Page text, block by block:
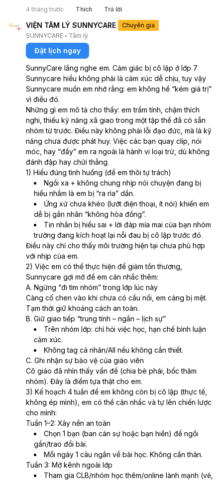
chuyển đi chỗ khác mua nhà to
cùng ngõ ko, mình bảo có,
không biết thái độ mẹ bạn thế
nào nhưng cảm thấy tự ti lắm.
Đến bây giờ các bạn đuổi ra khỏi
nhóm, trong cơn tức giận mình
nói nhiều điều, các bạn đào lại rất
nhiều chuyện mà ko phải mỗi
mình tham gia, đặc biệt bạn viết
còn từng gặp cảnh không ai chơi
( do ở cấp học trước ko cùng
trường) vậy mà nói mình ko thấy
ai chơi nên mới chơi cùng, bản
thân bạn ấy luôn như vậy, trong
khi mình và ba bạn kia lập nhóm r
mới mời hai bạn kia vào, vậy là
sao? Các bạn ấy và mình khác sở
thích, mình lại thích đọc truyện
còn các bạn thích chơi game và
slime, mình ko có hứng nên dùng
điện thoại đọc truyện, các bạn
bảo bám điện thoại, tỏ ra mình
giàu, thanh cao, mình từng đến
nhà các bạn ăn do mẹ bạn mời,
trong giờ ăn mình có tải ứng
dụng về để trả lời bố mẹ mình,
vậy mà khi mẹ bạn nhắc mình chỉ
nói vâng nhỏ r cười cười, đó là
thói quen của mình và mình cũng
tắt đi ngay sau đó vậy mà khi về
mọi người cứ cảm giác cô lập và
từ đó cũng vậy, luôn ko nói cho
mình, các bạn nhận edit thì bảo
mình ko làm gì, bảo mình tìm hình
ảnh thì ko nói tìm gì? Vậy mà bảo
mình lười, ăn sẵn, bốc thăm thuyết
trình thì mình khá tự ti, nhưng một
bạn bốc cả bốn lần ra cùng một
kết quả vậy nên mình cảm thấy
rất ko công bằng. Lúc diễn kịch
cho bài tập thì mình phải diễn vai
cảnh sát, mình ko diễn đc thì bảo
mình thậm tệ, sau này cãi nhau
4 tháng trước Thích Trả lời
VIỆN TÂM LÝ SUNNYCARE
Chuyên gia
SUNNYCARE
Tâm lý
Đặt lịch ngay
SunnyCare lắng nghe em. Cảm giác bị cô lập ở lớp 7
Sunnycare hiểu không phải là cảm xúc dễ chịu, tuy vậy
Sunnycare muốn em nhớ rằng: em không hề “kém giá trị”
vì điều đó.
Những gì em mô tả cho thấy: em trầm tính, chậm thích
nghi, thiếu kỹ năng xã giao trong một tập thể đã có sẵn
nhóm từ trước. Điều này không phải lỗi đạo đức, mà là kỹ
năng chưa được phát huy. Việc các bạn quay clip, nói
móc, hay “đẩy” em ra ngoài là hành vi loại trừ, dù không
đánh đập hay chửi thẳng.
1) Hiểu đúng tình huống (để em thôi tự trách)
Ngồi xa + không chung nhịp nói chuyện đang bị
hiểu nhầm là em bị “ra rìa” dần.
Ứng xử chưa khéo (lướt điện thoại, ít nói) khiến em
dễ bị gắn nhãn “không hòa đồng”.
Tin nhắn bị hiểu sai + lời đáp mỉa mai của bạn nhóm
trưởng đang kích hoạt lại nỗi đau bị cô lập trước đó.
Điều này chỉ cho thấy môi trường hiện tại chưa phù hợp
với nhịp của em.
2) Việc em có thể thực hiện để giảm tổn thương,
Sunnycare gợi mở để em cân nhắc thêm:
A. Ngừng “đi tìm nhóm” trong lớp lúc này
Càng cố chen vào khi chưa có cầu nối, em càng bị mệt.
Tạm thời giữ khoảng cách an toàn.
B. Giữ giao tiếp “trung tính – ngắn – lịch sự”
Trên nhóm lớp: chỉ hỏi việc học, hạn chế bình luận
cảm xúc.
Không tag cá nhân/All nếu không cần thiết.
C. Ghi nhận sự bảo vệ của giáo viên
Cô giáo đã nhìn thấy vấn đề (chia bè phái, bốc thăm
nhóm). Đây là điểm tựa thật cho em.
3) Kế hoạch 4 tuần để em không còn bị cô lập (thực tế,
không ép mình), em có thể cân nhắc và tự lên chiến lược
cho mình:
Tuần 1–2: Xây nền an toàn
Chọn 1 bạn (ban cán sự hoặc bạn hiền) để ngồi
gần/trao đổi bài.
Mỗi ngày 1 câu ngắn về bài học. Không cần thân.
Tuần 3: Mở kênh ngoài lớp
Tham gia CLB/nhóm học thêm/online lành mạnh (vẽ,